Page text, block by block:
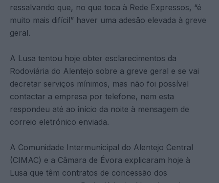
ressalvando que, no que toca à Rede Expressos, “é
muito mais difícil” haver uma adesão elevada à greve
geral.
A Lusa tentou hoje obter esclarecimentos da
Rodoviária do Alentejo sobre a greve geral e se vai
decretar serviços mínimos, mas não foi possível
contactar a empresa por telefone, nem esta
respondeu até ao início da noite à mensagem de
correio eletrónico enviada.
A Comunidade Intermunicipal do Alentejo Central
(CIMAC) e a Câmara de Évora explicaram hoje à
Lusa que têm contratos de concessão dos